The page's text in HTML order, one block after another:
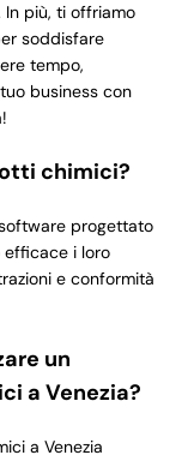
In più, ti offriamo
soddisfare
tempo,
business con
chimici?
progettato
efficace i loro
e conformità
un
a Venezia?
a Venezia